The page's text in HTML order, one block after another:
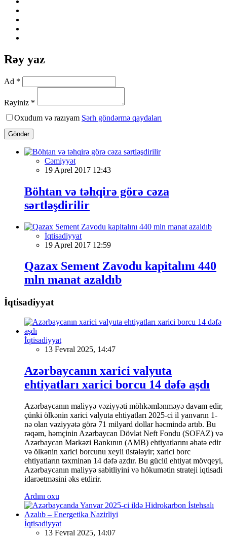
Rəy yaz
Ad *
Rəyiniz *
Oxudum və razıyam Şərh göndərmə qaydaları
Göndər
Cəmiyyət
19 Aprel 2017 12:43
Böhtan və təhqirə görə cəza
sərtləşdirilir
İqtisadiyyat
19 Aprel 2017 12:59
Qazax Sement Zavodu kapitalını 440
mln manat azaldıb
İqtisadiyyat
İqtisadiyyat
13 Fevral 2025, 14:47
Azərbaycanın xarici valyuta
ehtiyatları xarici borcu 14 dəfə aşdı
Azərbaycanın maliyyə vəziyyəti möhkəmlənməyə davam edir,
çünki ölkənin xarici valyuta ehtiyatları 2025-ci il yanvarın 1-
nə olan vəziyyətə görə 71 milyard dollar həcmində artıb. Bu
rəqəm, həmçinin Azərbaycan Dövlət Neft Fondu (SOFAZ) və
Azərbaycan Mərkəzi Bankının (AMB) ehtiyatlarını əhatə edir
və ölkənin xarici borcunu xeyli üstələyir; xarici borc
ehtiyatların təxminən 14 dəfə azdır. Bu güclü ehtiyat mövqeyi,
Azərbaycanın maliyyə sabitliyini və hökumətin strateji iqtisadi
idarəetməsini əks etdirir.
Ardını oxu
İqtisadiyyat
13 Fevral 2025, 14:07